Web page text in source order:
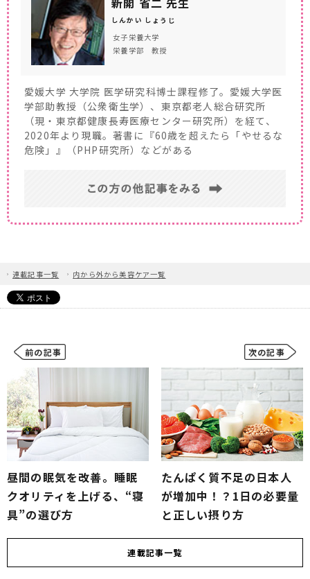
う。
しんかい しょうじ
女子栄養大学
栄養学部 教授
愛媛大学 大学院 医学研究科博士課程修了。愛媛大学医
学部助教授（公衆衛生学）、東京都老人総合研究所
（現・東京都健康長寿医療センター研究所）を経て、
2020年より現職。著書に『60歳を超えたら「やせるな
危険」』（PHP研究所）などがある
連載記事一覧 内から外から美容ケア一覧
前の記事
昼間の眠気を改善。睡眠
クオリティを上げる、“寝
具”の選び方
次の記事
たんぱく質不足の日本人
が増加中！？1日の必要量
と正しい摂り方
連載記事一覧